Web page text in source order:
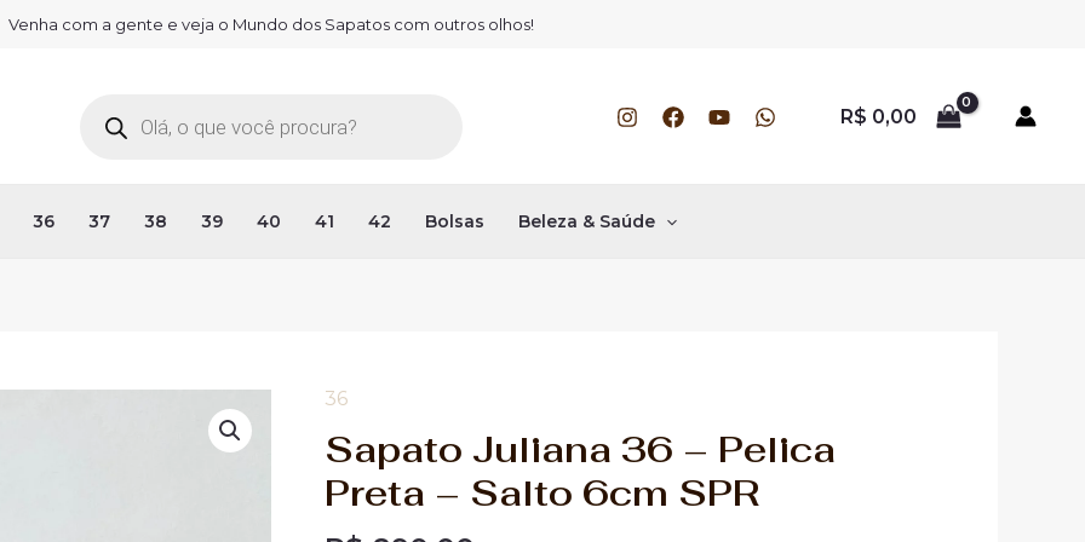
Venha com a gente e veja o Mundo dos Sapatos com outros olhos!
R$ 0,00
36 37 38 39 40 41 42 Bolsas Beleza & Saúde
36
Sapato Juliana 36 – Pelica
Preta – Salto 6cm SPR
Sapato
Juliana
36
Pelica